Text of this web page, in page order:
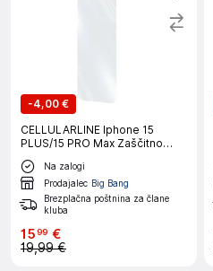
-4,00 €
CELLULARLINE Iphone 15
PLUS/15 PRO Max Zaščitno
steklo
Na zalogi
Prodajalec Big Bang
Brezplačna poštnina za člane
kluba
1599 €
19,99 €